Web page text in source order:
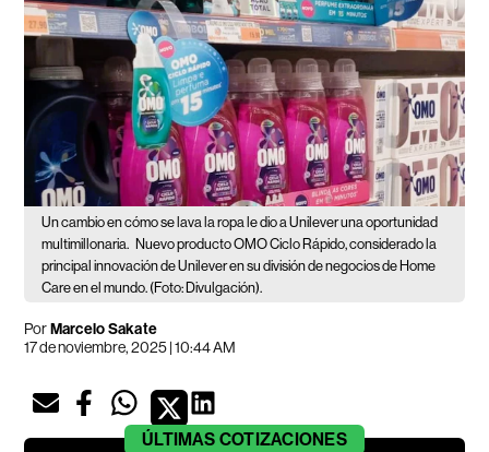
Un cambio en cómo se lava la ropa le dio a Unilever una oportunidad
multimillonaria. Nuevo producto OMO Ciclo Rápido, considerado la
principal innovación de Unilever en su división de negocios de Home
Care en el mundo. (Foto: Divulgación).
PorMarcelo Sakate
17 de noviembre, 2025 | 10:44 AM
ÚLTIMAS COTIZACIONES